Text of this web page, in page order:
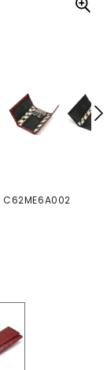
C62ME6A002